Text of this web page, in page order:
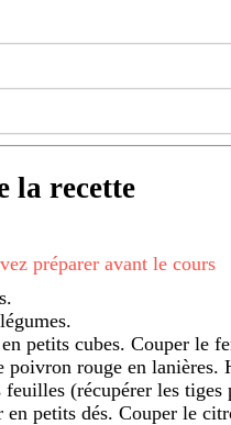
la recette
préparer avant le cours
petits cubes. Couper le
poivron rouge en
(récupérer les
petits dés. Couper le